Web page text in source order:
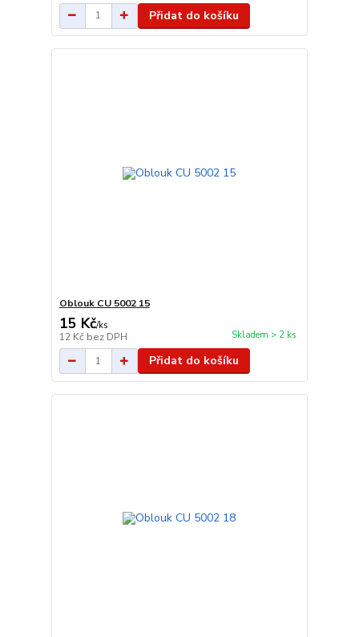
Přidat do košíku
Oblouk CU 5002 15
15 Kč/ks
12 Kč bez DPH Skladem > 2 ks
Přidat do košíku